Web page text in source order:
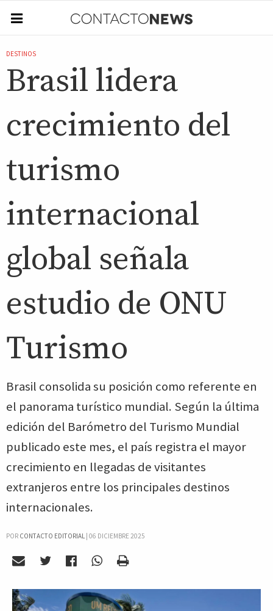
DESTINOS
Brasil lidera
crecimiento del
turismo
internacional
global señala
estudio de ONU
Turismo
Brasil consolida su posición como referente en
el panorama turístico mundial. Según la última
edición del Barómetro del Turismo Mundial
publicado este mes, el país registra el mayor
crecimiento en llegadas de visitantes
extranjeros entre los principales destinos
internacionales.
POR CONTACTO EDITORIAL| 06 DICIEMBRE 2025